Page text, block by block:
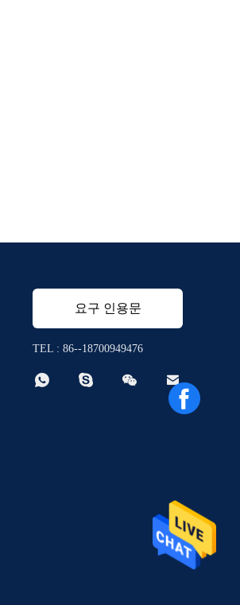
요구 인용문
TEL : 86--18700949476
   